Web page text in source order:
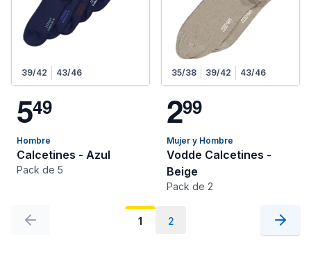
39/42 43/46
549
Hombre
Calcetines - Azul
Pack de 5
35/38 39/42 43/46
299
Mujer y Hombre
Vodde Calcetines -
Beige
Pack de 2
1 2